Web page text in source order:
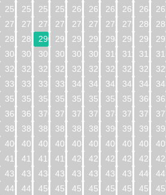
256
257 258 259 260 261 262 263 264 265
272
273 274 275 276 277 278 279 280 281
288
289 290 291 292 293 294 295 296 297
304
305 306 307 308 309 310 311 312 313
320
321 322 323 324 325 326 327 328 329
336
337 338 339 340 341 342 343 344 345
352
353 354 355 356 357 358 359 360 361
368
369 370 371 372 373 374 375 376 377
384
385 386 387 388 389 390 391 392 393
400
401 402 403 404 405 406 407 408 409
416
417 418 419 420 421 422 423 424 425
432
433 434 435 436 437 438 439 440 441
448
449 450 451 452 453 454 455 456 457